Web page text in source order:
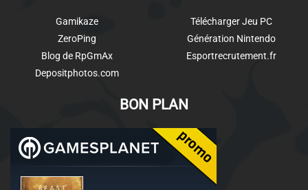
Gamikaze
ZeroPing
Blog de RpGmAx
Depositphotos.com
Télécharger Jeu PC
Génération Nintendo
Esportrecrutement.fr
BON PLAN